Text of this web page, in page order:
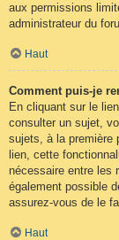
aux permissions
administrateur du
Haut
Comment puis-je
En cliquant sur le
consulter un sujet,
sujets, à la première
lien, cette
nécessaire entre les
également possible
assurez-vous de le
Haut